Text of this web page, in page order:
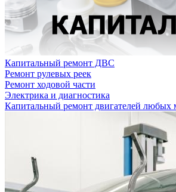
Капитальный ремонт ДВС
Ремонт рулевых реек
Ремонт ходовой части
Электрика и диагностика
Капитальный ремонт двигателей любых